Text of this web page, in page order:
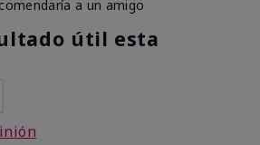
a un amigo
útil esta